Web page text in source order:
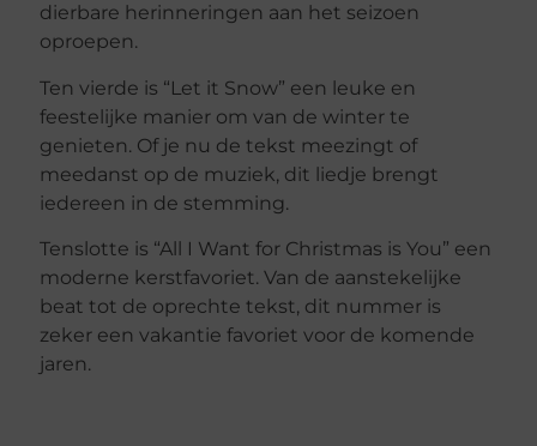
dierbare herinneringen aan het seizoen
oproepen.
Ten vierde is “Let it Snow” een leuke en
feestelijke manier om van de winter te
genieten. Of je nu de tekst meezingt of
meedanst op de muziek, dit liedje brengt
iedereen in de stemming.
Tenslotte is “All I Want for Christmas is You” een
moderne kerstfavoriet. Van de aanstekelijke
beat tot de oprechte tekst, dit nummer is
zeker een vakantie favoriet voor de komende
jaren.